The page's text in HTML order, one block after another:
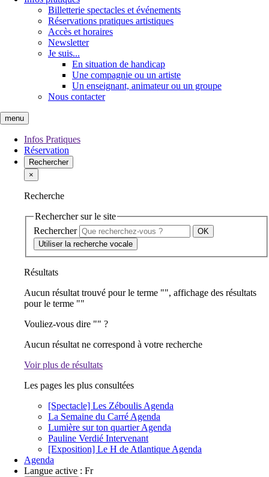
Billetterie spectacles et événements
Réservations pratiques artistiques
Accès et horaires
Newsletter
Je suis...
En situation de handicap
Une compagnie ou un artiste
Un enseignant, animateur ou un groupe
Nous contacter
menu
Infos Pratiques
Réservation
Rechercher
×
Recherche
Rechercher sur le site
Rechercher
Utiliser la recherche vocale
Résultats
Aucun résultat trouvé pour le terme "", affichage des résultats
pour le terme ""
Vouliez-vous dire "" ?
Aucun résultat ne correspond à votre recherche
Voir plus de résultats
Les pages les plus consultées
[Spectacle] Les Zéboulis Agenda
La Semaine du Carré Agenda
Lumière sur ton quartier Agenda
Pauline Verdié Intervenant
[Exposition] Le H de Atlantique Agenda
Agenda
Langue active : Fr